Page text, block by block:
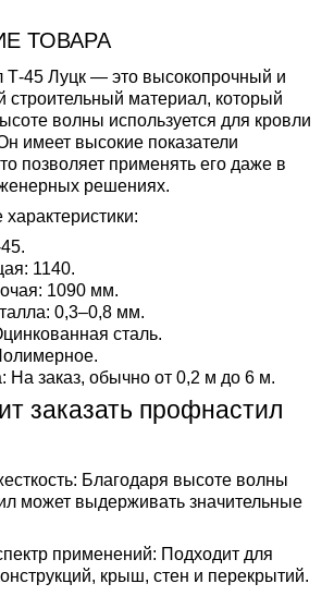
ТОВАРА
Т-45 Луцк — это высокопрочный и
строительный материал, который
волны используется для кровли
имеет высокие показатели
позволяет применять его даже в
решениях.
характеристики:
: 1140.
: 1090 мм.
: 0,3–0,8 мм.
сталь.
: На заказ, обычно от 0,2 м до 6 м.
заказать профнастил
Благодаря высоте волны
может выдерживать значительные
применений: Подходит для
крыш, стен и перекрытий.